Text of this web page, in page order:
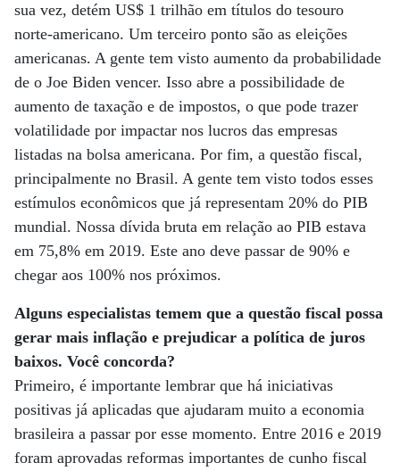
sua vez, detém US$ 1 trilhão em títulos do tesouro
norte-americano. Um terceiro ponto são as eleições
americanas. A gente tem visto aumento da probabilidade
de o Joe Biden vencer. Isso abre a possibilidade de
aumento de taxação e de impostos, o que pode trazer
volatilidade por impactar nos lucros das empresas
listadas na bolsa americana. Por fim, a questão fiscal,
principalmente no Brasil. A gente tem visto todos esses
estímulos econômicos que já representam 20% do PIB
mundial. Nossa dívida bruta em relação ao PIB estava
em 75,8% em 2019. Este ano deve passar de 90% e
chegar aos 100% nos próximos.
Alguns especialistas temem que a questão fiscal possa
gerar mais inflação e prejudicar a política de juros
baixos. Você concorda?
Primeiro, é importante lembrar que há iniciativas
positivas já aplicadas que ajudaram muito a economia
brasileira a passar por esse momento. Entre 2016 e 2019
foram aprovadas reformas importantes de cunho fiscal